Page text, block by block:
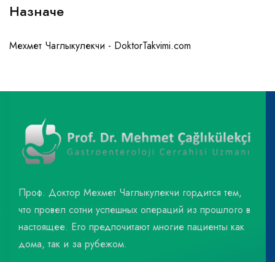
Назначе
Мехмет Чаглыкулекчи - DoktorTakvimi.com
Проф. Доктор Мехмет Чаглыкулекчи гордится тем,
что провел сотни успешных операций из прошлого в
настоящее. Его предпочитают многие пациенты как
дома, так и за рубежом.